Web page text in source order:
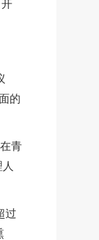
的
青
过